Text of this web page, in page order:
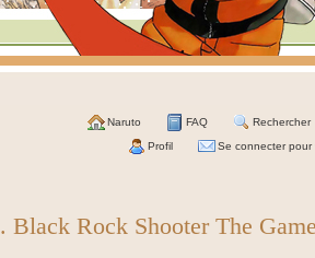
Naruto FAQ Rechercher
Profil Se connecter pour
. Black Rock Shooter The Game